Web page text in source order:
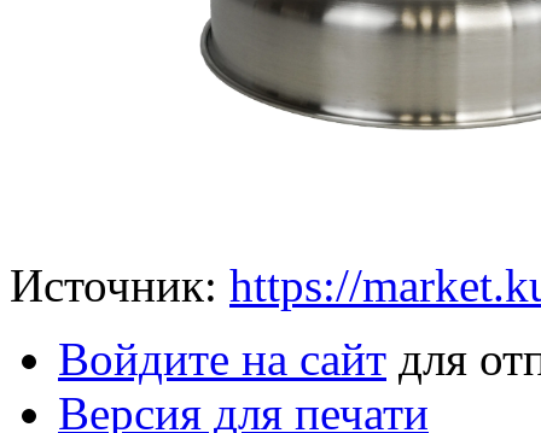
Источник: https://
Войдите на сайт для
Версия для печати